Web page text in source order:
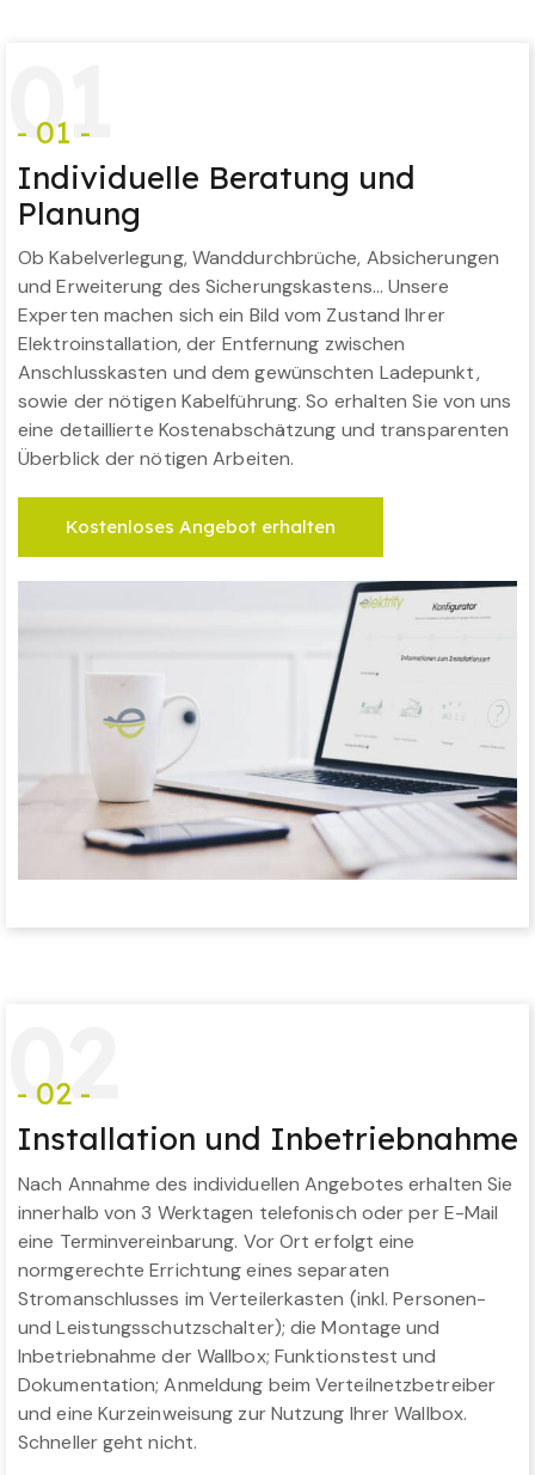
01
- 01 -
Individuelle Beratung und
Planung
Ob Kabelverlegung, Wanddurchbrüche, Absicherungen
und Erweiterung des Sicherungskastens… Unsere
Experten machen sich ein Bild vom Zustand Ihrer
Elektroinstallation, der Entfernung zwischen
Anschlusskasten und dem gewünschten Ladepunkt,
sowie der nötigen Kabelführung. So erhalten Sie von uns
eine detaillierte Kostenabschätzung und transparenten
Überblick der nötigen Arbeiten.
Kostenloses Angebot erhalten
02
- 02 -
Installation und Inbetriebnahme
Nach Annahme des individuellen Angebotes erhalten Sie
innerhalb von 3 Werktagen telefonisch oder per E-Mail
eine Terminvereinbarung. Vor Ort erfolgt eine
normgerechte Errichtung eines separaten
Stromanschlusses im Verteilerkasten (inkl. Personen-
und Leistungsschutzschalter); die Montage und
Inbetriebnahme der Wallbox; Funktionstest und
Dokumentation; Anmeldung beim Verteilnetzbetreiber
und eine Kurzeinweisung zur Nutzung Ihrer Wallbox.
Schneller geht nicht.